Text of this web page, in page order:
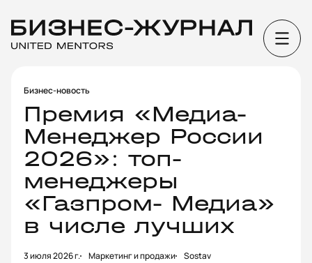
Бизнес-новость
Премия «Медиа-
Менеджер России
2026»: топ-
менеджеры
«Газпром- Медиа»
в числе лучших
3 июля 2026 г. Маркетинг и продажи Sostav